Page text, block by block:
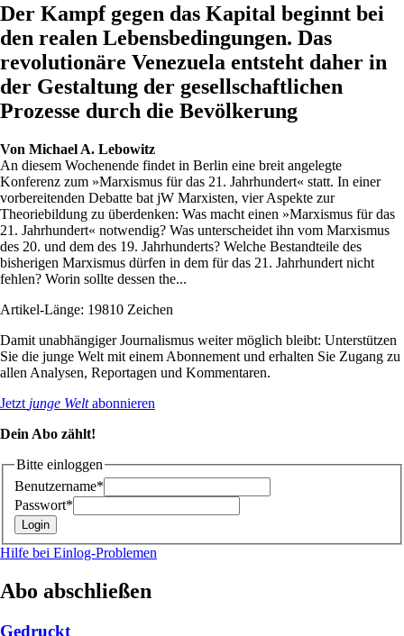
Der Kampf gegen das Kapital beginnt bei
den realen Lebensbedingungen. Das
revolutionäre Venezuela entsteht daher in
der Gestaltung der gesellschaftlichen
Prozesse durch die Bevölkerung
Von Michael A. Lebowitz
An diesem Wochenende findet in Berlin eine breit angelegte
Konferenz zum »Marxismus für das 21. Jahrhundert« statt. In einer
vorbereitenden Debatte bat jW Marxisten, vier Aspekte zur
Theoriebildung zu überdenken: Was macht einen »Marxismus für das
21. Jahrhundert« notwendig? Was unterscheidet ihn vom Marxismus
des 20. und dem des 19. Jahrhunderts? Welche Bestandteile des
bisherigen Marxismus dürfen in dem für das 21. Jahrhundert nicht
fehlen? Worin sollte dessen the...
Artikel-Länge: 19810 Zeichen
Damit unabhängiger Journalismus weiter möglich bleibt: Unterstützen
Sie die junge Welt mit einem Abonnement und erhalten Sie Zugang zu
allen Analysen, Reportagen und Kommentaren.
Jetzt junge Weltabonnieren
Dein Abo zählt!
Bitte einloggen
Benutzername*
Passwort*
Hilfe bei Einlog-Problemen
Abo abschließen
Gedruckt